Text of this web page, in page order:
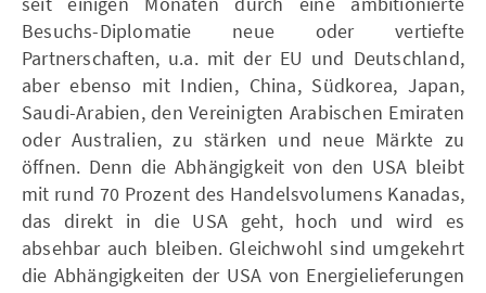
Besuchs-Diplomatie neue oder vertiefte
Partnerschaften, u.a. mit der EU und Deutschland,
aber ebenso mit Indien, China, Südkorea, Japan,
Saudi-Arabien, den Vereinigten Arabischen Emiraten
oder Australien, zu stärken und neue Märkte zu
öffnen. Denn die Abhängigkeit von den USA bleibt
mit rund 70 Prozent des Handelsvolumens Kanadas,
das direkt in die USA geht, hoch und wird es
absehbar auch bleiben. Gleichwohl sind umgekehrt
die Abhängigkeiten der USA von Energielieferungen